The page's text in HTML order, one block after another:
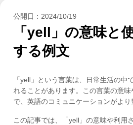
公開日： 2024/10/19
「yell」の意味と
する例文
「yell」という言葉は、日常生活の中
れることがあります。この言葉の意
で、英語のコミュニケーションがより
この記事では、「yell」の意味や利用